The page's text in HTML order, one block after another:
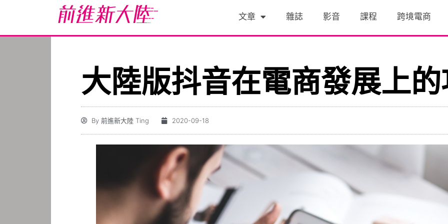
文章 雜誌 影音 課程 跨境電商
大陸版抖音在電商發展上
By 前進新大陸 Ting 2020-09-18